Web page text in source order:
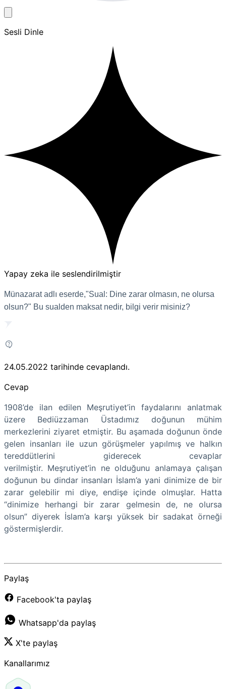
Sesli Dinle
Yapay zeka ile seslendirilmiştir
Münazarat adlı eserde,"Sual: Dine zarar olmasın, ne olursa
olsun?" Bu sualden maksat nedir, bilgi verir misiniz?
24.05.2022 tarihinde cevaplandı.
Cevap
1908’de ilan edilen Meşrutiyet’in faydalarını anlatmak
üzere Bediüzzaman Üstadımız doğunun mühim
merkezlerini ziyaret etmiştir. Bu aşamada doğunun önde
gelen insanları ile uzun görüşmeler yapılmış ve halkın
tereddütlerini giderecek cevaplar
verilmiştir. Meşrutiyet’in ne olduğunu anlamaya çalışan
doğunun bu dindar insanları İslam’a yani dinimize de bir
zarar gelebilir mi diye, endişe içinde olmuşlar. Hatta
“dinimize herhangi bir zarar gelmesin de, ne olursa
olsun” diyerek İslam’a karşı yüksek bir sadakat örneği
göstermişlerdir.
Paylaş
Facebook'ta paylaş
Whatsapp'da paylaş
X'te paylaş
Kanallarımız